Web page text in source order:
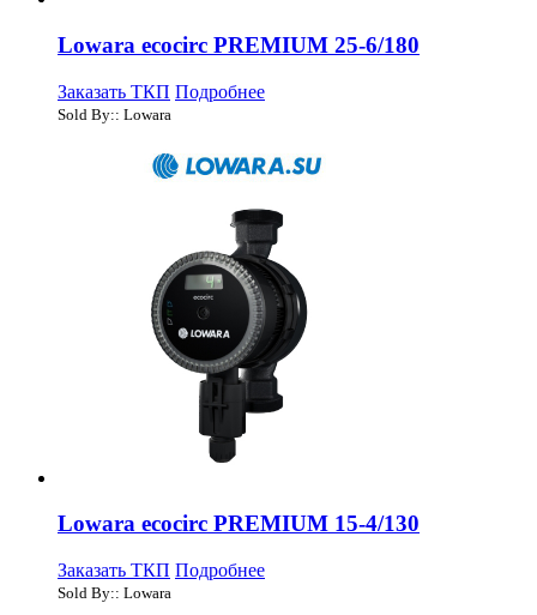
Lowara ecocirc PREMIUM 25-6/180
Заказать ТКП Подробнее
Sold By:: Lowara
Lowara ecocirc PREMIUM 15-4/130
Заказать ТКП Подробнее
Sold By:: Lowara